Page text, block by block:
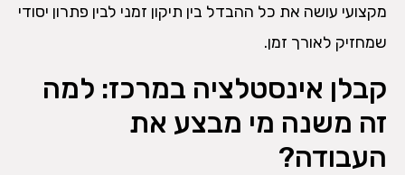
מקצועי עושה את כל ההבדל בין תיקון זמני לבין פתרון יסודי
שמחזיק לאורך זמן.
קבלן אינסטלציה במרכז: למה
זה משנה מי מבצע את
העבודה?